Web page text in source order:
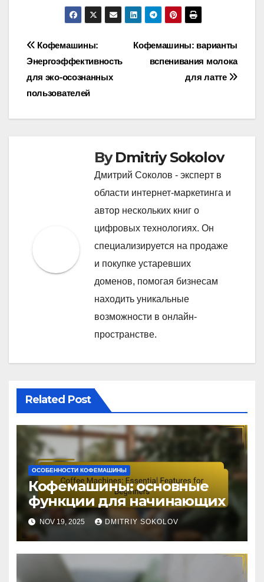
Post
navigation
Кофемашины: варианты
вспенивания молока
для латте
Кофемашины:
Энергоэффективность
для эко-осознанных
пользователей
ByDmitriy Sokolov
Дмитрий Соколов - эксперт в
области интернет-маркетинга и
автор нескольких книг о
цифровых технологиях. Он
специализируется на продаже
и покупке устаревших
доменов, помогая бизнесам
находить уникальные
возможности в онлайн-
пространстве.
Related Post
ОСОБЕННОСТИ КОФЕМАШИНЫ
Кофемашины: основные
функции для начинающих
NOV 19, 2025 DMITRIY SOKOLOV